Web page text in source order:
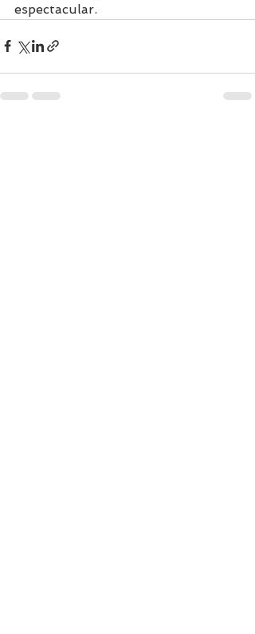
espectacular.